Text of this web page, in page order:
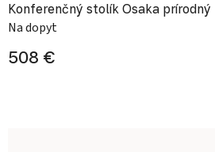
Konferenčný stolík Osaka prírodný
Na dopyt
508 €